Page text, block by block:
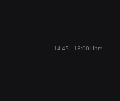
14:45 - 18:00 Uhr*